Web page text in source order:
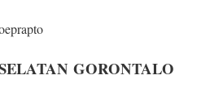
GORONTALO